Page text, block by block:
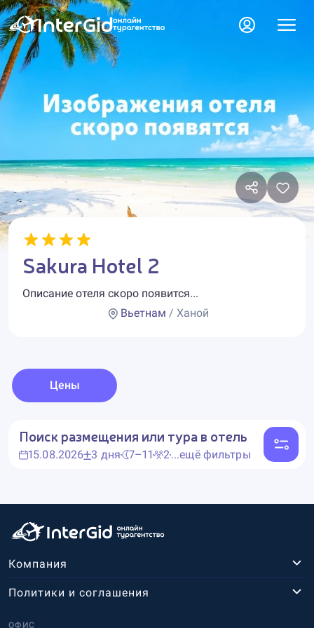
Sakura Hotel 2
Описание отеля скоро появится...
Вьетнам / Ханой
Цены
Поиск размещения или тура в отель
15.08.2026 3 дня 7–11 2...ещё фильтры
Компания
ОФИС
Политики и соглашения